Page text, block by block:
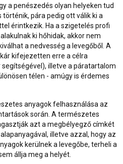
a penészedés olyan helyeken tud
történik, pára pedig ott válik ki a
érintkezik. Ha a szigetelés profi
ki hőhidak, akkor nem
a nedvesség a levegőből. A
kifejezetten erre a célra
illetve a páratartalom
télen - amúgy is érdemes
anyagok felhasználása az
során. A természetes
azt a megbélyegző címkét
illetve azzal, hogy az
kerülnek a levegőbe, terheli a
állja meg a helyét.